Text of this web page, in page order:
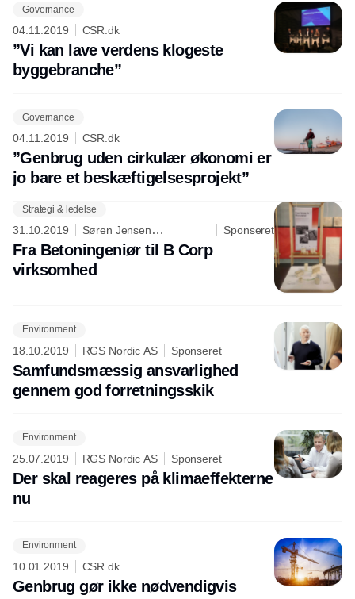
Governance
04.11.2019 CSR.dk
”Vi kan lave verdens klogeste
byggebranche”
Governance
04.11.2019 CSR.dk
”Genbrug uden cirkulær økonomi er
jo bare et beskæftigelsesprojekt”
Strategi & ledelse
31.10.2019
Søren Jensen
Rådgivende Ingeniørfirma
Sponseret
Fra Betoningeniør til B Corp
virksomhed
Environment
18.10.2019 RGS Nordic AS Sponseret
Samfundsmæssig ansvarlighed
gennem god forretningsskik
Environment
25.07.2019 RGS Nordic AS Sponseret
Der skal reageres på klimaeffekterne
nu
Environment
10.01.2019 CSR.dk
Genbrug gør ikke nødvendigvis